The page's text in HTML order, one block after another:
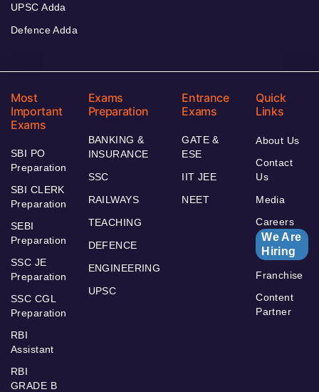
UPSC Adda
Defence Adda
Most
Important
Exams
SBI PO
Preparation
SBI CLERK
Preparation
SEBI
Preparation
SSC JE
Preparation
SSC CGL
Preparation
RBI
Assistant
RBI
GRADE B
Exams
Preparation
BANKING &
INSURANCE
SSC
RAILWAYS
TEACHING
DEFENCE
ENGINEERING
UPSC
Entrance
Exams
GATE &
ESE
IIT JEE
NEET
Quick
Links
About Us
Contact
Us
Media
Careers
We Are
Hiring
Franchise
Content
Partner